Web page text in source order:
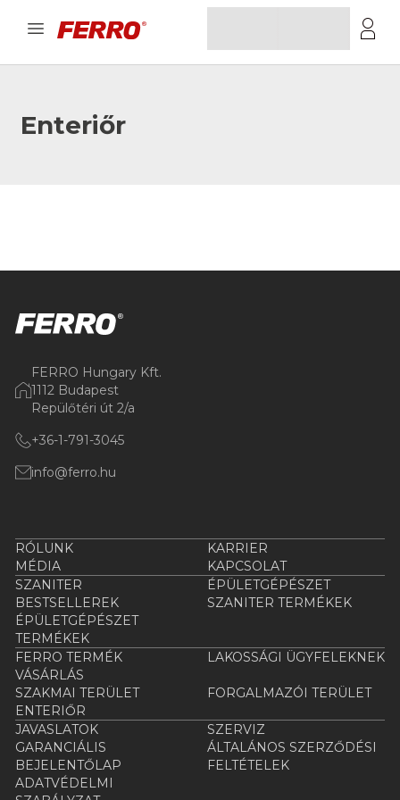
Enteriőr
FERRO Hungary Kft.
1112 Budapest
Repülőtéri út 2/a
+36-1-791-3045
info@ferro.hu
RÓLUNK
KARRIER
MÉDIA
KAPCSOLAT
SZANITER
ÉPÜLETGÉPÉSZET
BESTSELLEREK
SZANITER TERMÉKEK
ÉPÜLETGÉPÉSZET
TERMÉKEK
FERRO TERMÉK
VÁSÁRLÁS
LAKOSSÁGI ÜGYFELEKNEK
SZAKMAI TERÜLET
FORGALMAZÓI TERÜLET
ENTERIŐR
JAVASLATOK
SZERVIZ
GARANCIÁLIS
BEJELENTŐLAP
ÁLTALÁNOS SZERZŐDÉSI
FELTÉTELEK
ADATVÉDELMI